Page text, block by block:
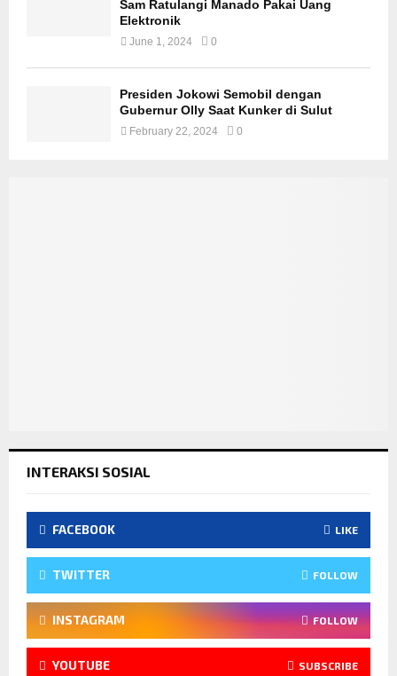
Sam Ratulangi Manado Pakai Uang
Elektronik
June 1, 2024 0
Presiden Jokowi Semobil dengan
Gubernur Olly Saat Kunker di Sulut
February 22, 2024 0
INTERAKSI SOSIAL
FACEBOOK LIKE
TWITTER FOLLOW
INSTAGRAM FOLLOW
YOUTUBE SUBSCRIBE